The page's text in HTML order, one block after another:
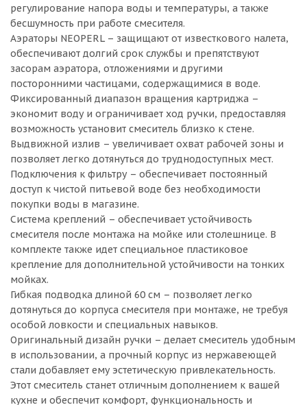
регулирование напора воды и температуры, а также
бесшумность при работе смесителя.
Аэраторы NEOPERL – защищают от известкового налета,
обеспечивают долгий срок службы и препятствуют
засорам аэратора, отложениями и другими
посторонними частицами, содержащимися в воде.
Фиксированный диапазон вращения картриджа –
экономит воду и ограничивает ход ручки, предоставляя
возможность установит смеситель близко к стене.
Выдвижной излив – увеличивает охват рабочей зоны и
позволяет легко дотянуться до труднодоступных мест.
Подключения к фильтру – обеспечивает постоянный
доступ к чистой питьевой воде без необходимости
покупки воды в магазине.
Система креплений – обеспечивает устойчивость
смесителя после монтажа на мойке или столешнице. В
комплекте также идет специальное пластиковое
крепление для дополнительной устойчивости на тонких
мойках.
Гибкая подводка длиной 60 см – позволяет легко
дотянуться до корпуса смесителя при монтаже, не требуя
особой ловкости и специальных навыков.
Оригинальный дизайн ручки – делает смеситель удобным
в использовании, а прочный корпус из нержавеющей
стали добавляет ему эстетическую привлекательность.
Этот смеситель станет отличным дополнением к вашей
кухне и обеспечит комфорт, функциональность и